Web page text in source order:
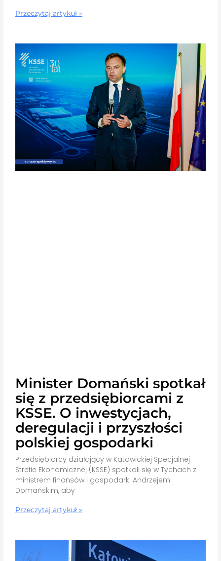
Przeczytaj artykuł »
Minister Domański spotkał
się z przedsiębiorcami z
KSSE. O inwestycjach,
deregulacji i przyszłości
polskiej gospodarki
Przedsiębiorcy działający w Katowickiej Specjalnej
Strefie Ekonomicznej (KSSE) spotkali się w Tychach z
ministrem finansów i gospodarki Andrzejem
Domańskim, aby
Przeczytaj artykuł »